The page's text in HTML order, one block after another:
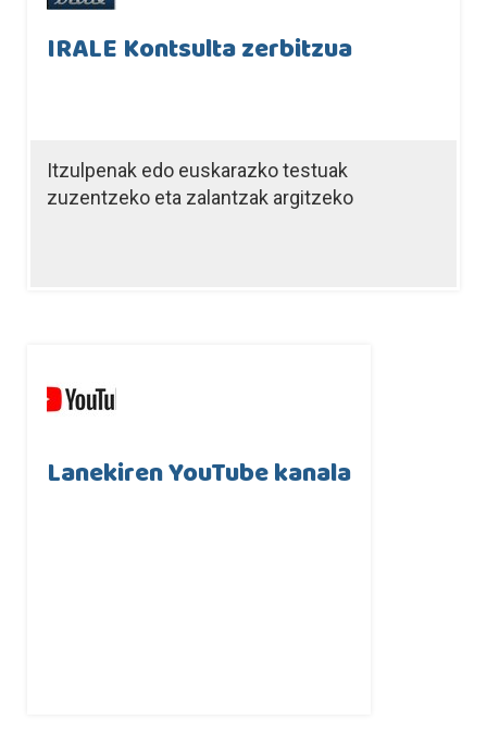
IRALE Kontsulta zerbitzua
Itzulpenak edo euskarazko testuak
zuzentzeko eta zalantzak argitzeko
Lanekiren YouTube kanala